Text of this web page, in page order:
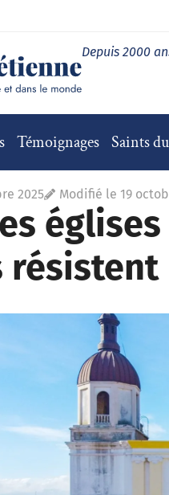
Depuis 2000
Témoignages Saints
2025 Modifié le 19
résistent